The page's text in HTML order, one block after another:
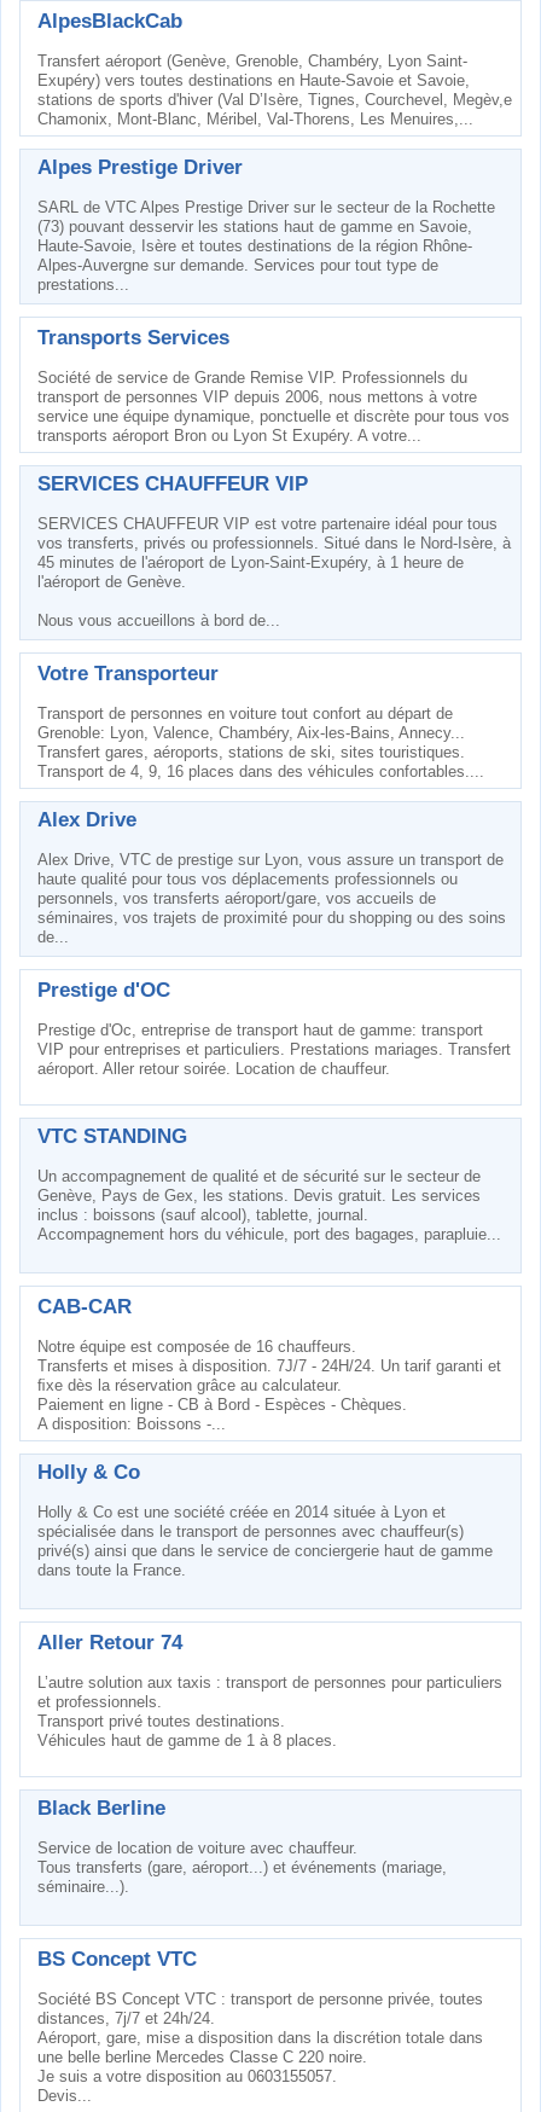
AlpesBlackCab
Transfert aéroport (Genève, Grenoble, Chambéry, Lyon Saint-
Exupéry) vers toutes destinations en Haute-Savoie et Savoie,
stations de sports d'hiver (Val D’Isère, Tignes, Courchevel, Megèv,e
Chamonix, Mont-Blanc, Méribel, Val-Thorens, Les Menuires,...
Alpes Prestige Driver
SARL de VTC Alpes Prestige Driver sur le secteur de la Rochette
(73) pouvant desservir les stations haut de gamme en Savoie,
Haute-Savoie, Isère et toutes destinations de la région Rhône-
Alpes-Auvergne sur demande. Services pour tout type de
prestations...
Transports Services
Société de service de Grande Remise VIP. Professionnels du
transport de personnes VIP depuis 2006, nous mettons à votre
service une équipe dynamique, ponctuelle et discrète pour tous vos
transports aéroport Bron ou Lyon St Exupéry. A votre...
SERVICES CHAUFFEUR VIP
SERVICES CHAUFFEUR VIP est votre partenaire idéal pour tous
vos transferts, privés ou professionnels. Situé dans le Nord-Isère, à
45 minutes de l'aéroport de Lyon-Saint-Exupéry, à 1 heure de
l'aéroport de Genève.
Nous vous accueillons à bord de...
Votre Transporteur
Transport de personnes en voiture tout confort au départ de
Grenoble: Lyon, Valence, Chambéry, Aix-les-Bains, Annecy...
Transfert gares, aéroports, stations de ski, sites touristiques.
Transport de 4, 9, 16 places dans des véhicules confortables....
Alex Drive
Alex Drive, VTC de prestige sur Lyon, vous assure un transport de
haute qualité pour tous vos déplacements professionnels ou
personnels, vos transferts aéroport/gare, vos accueils de
séminaires, vos trajets de proximité pour du shopping ou des soins
de...
Prestige d'OC
Prestige d'Oc, entreprise de transport haut de gamme: transport
VIP pour entreprises et particuliers. Prestations mariages. Transfert
aéroport. Aller retour soirée. Location de chauffeur.
VTC STANDING
Un accompagnement de qualité et de sécurité sur le secteur de
Genève, Pays de Gex, les stations. Devis gratuit. Les services
inclus : boissons (sauf alcool), tablette, journal.
Accompagnement hors du véhicule, port des bagages, parapluie...
CAB-CAR
Notre équipe est composée de 16 chauffeurs.
Transferts et mises à disposition. 7J/7 - 24H/24. Un tarif garanti et
ﬁxe dès la réservation grâce au calculateur.
Paiement en ligne - CB à Bord - Espèces - Chèques.
A disposition: Boissons -...
Holly & Co
Holly & Co est une société créée en 2014 située à Lyon et
spécialisée dans le transport de personnes avec chauffeur(s)
privé(s) ainsi que dans le service de conciergerie haut de gamme
dans toute la France.
Aller Retour 74
L’autre solution aux taxis : transport de personnes pour particuliers
et professionnels.
Transport privé toutes destinations.
Véhicules haut de gamme de 1 à 8 places.
Black Berline
Service de location de voiture avec chauffeur.
Tous transferts (gare, aéroport...) et événements (mariage,
séminaire...).
BS Concept VTC
Société BS Concept VTC : transport de personne privée, toutes
distances, 7j/7 et 24h/24.
Aéroport, gare, mise a disposition dans la discrétion totale dans
une belle berline Mercedes Classe C 220 noire.
Je suis a votre disposition au 0603155057.
Devis...